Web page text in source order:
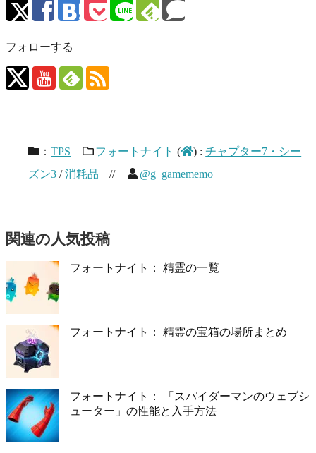
フォローする
： TPS フォートナイト ( ) :チャプター7・シー
ズン3 /消耗品 // @g_gamememo
関連の人気投稿
フォートナイト： 精霊の一覧
フォートナイト： 精霊の宝箱の場所まとめ
フォートナイト： 「スパイダーマンのウェブシ
ューター」の性能と入手方法